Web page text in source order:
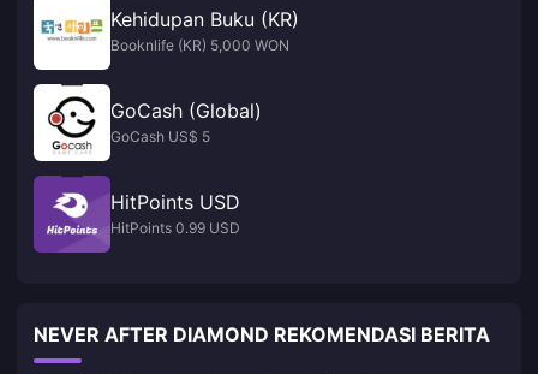
Kehidupan Buku (KR)
Booknlife (KR) 5,000 WON
GoCash (Global)
GoCash US$ 5
HitPoints USD
HitPoints 0.99 USD
NEVER AFTER DIAMOND REKOMENDASI BERITA